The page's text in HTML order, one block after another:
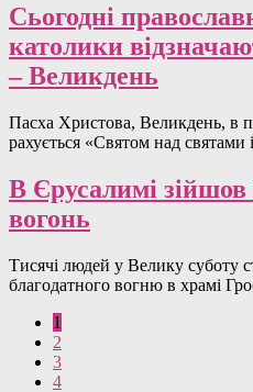
Сьогодні
католики
– Великдень
Пасха Христова, Великдень, в
рахується «Святом над святами
В Єрусалимі
вогонь
Тисячі людей у Велику суботу
благодатного вогню в храмі
1
2
3
4